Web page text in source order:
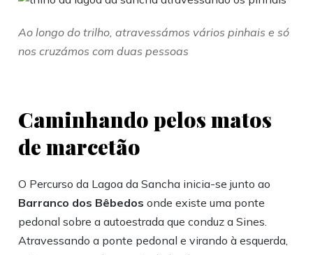
Ao longo do trilho, atravessámos vários pinhais e só
nos cruzámos com duas pessoas
Caminhando pelos matos
de marcetão
O Percurso da Lagoa da Sancha inicia-se junto ao
Barranco dos Bêbedos onde existe uma ponte
pedonal sobre a autoestrada que conduz a Sines.
Atravessando a ponte pedonal e virando à esquerda,